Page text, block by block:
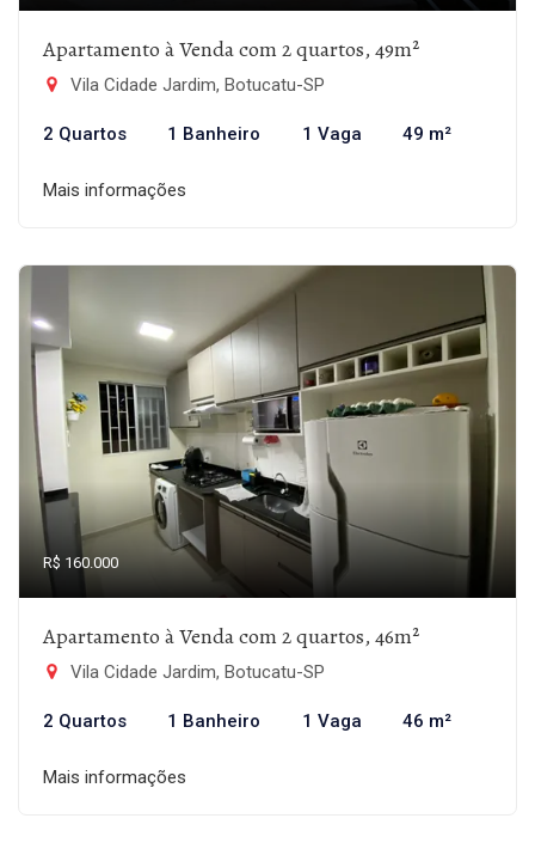
Apartamento à Venda com 2 quartos, 49m²
Vila Cidade Jardim, Botucatu-SP
2 Quartos 1 Banheiro 1 Vaga 49 m²
Mais informações
R$ 160.000
Apartamento à Venda com 2 quartos, 46m²
Vila Cidade Jardim, Botucatu-SP
2 Quartos 1 Banheiro 1 Vaga 46 m²
Mais informações